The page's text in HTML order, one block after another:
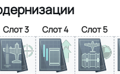
Слот 3 Слот 4 Слот 5